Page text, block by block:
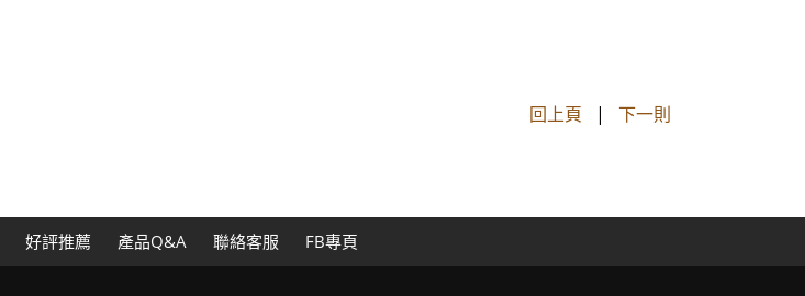
回上頁 | 下一則
好評推薦 產品Q&A 聯絡客服 FB專頁